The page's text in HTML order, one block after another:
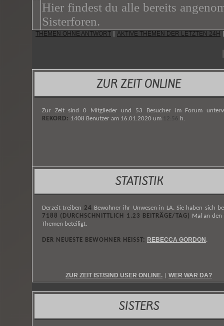
Hier findest du alle bereits
Sisterforen.
THEMEN OHNE ANTWORT AKTIVE THEMEN DER LETZTEN 24H
ZUR ZEIT ONLINE
Zur Zeit sind 0 Mitglieder und 53 Besucher im Forum
REKORD: 1408 Benutzer am 16.01.2020 um 12:56 h.
STATISTIK
Derzeit treiben 24
Bewohner ihr Unwesen in LA. Sie haben sich
7188 (DURCHSCHNITTLICH 1.23 BEITRÄGE/TAG)
Mal an den
Themen beteiligt.
DER NEUESTE BEWOHNER HEISST: REBECCA GORDON .
ZUR ZEIT IST/SIND USER ONLINE. WER WAR DA?
SISTERS